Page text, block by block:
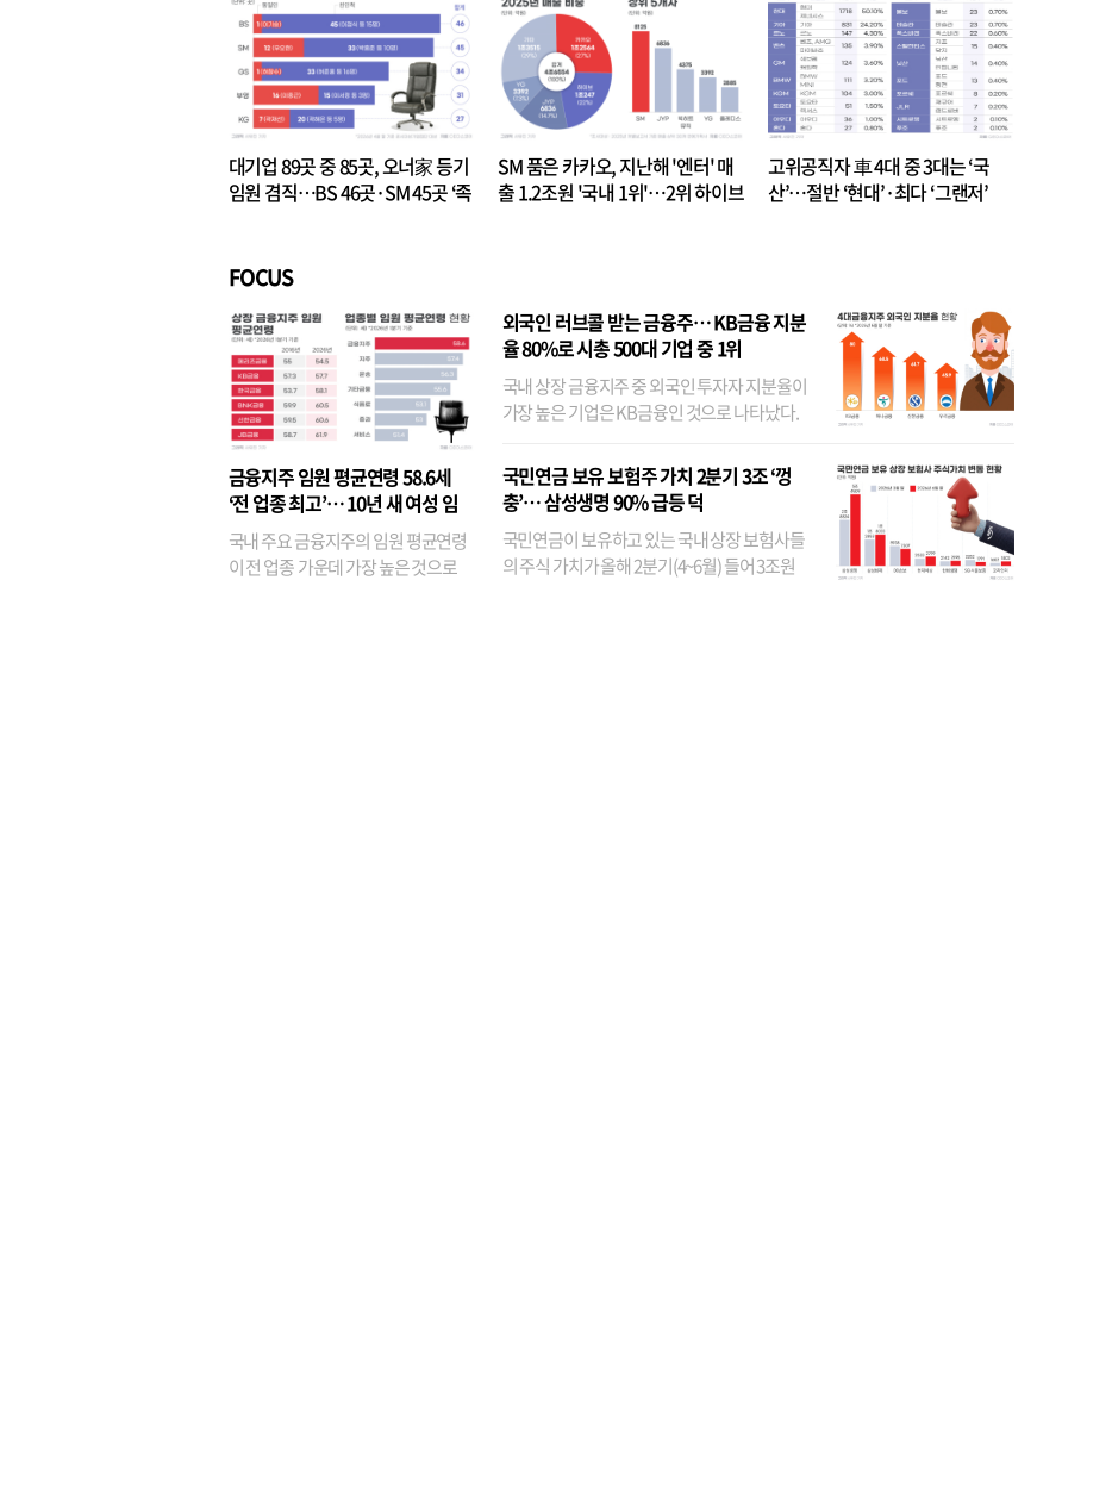
대기업 89곳 중 85곳, 오너家 등기
임원 겸직…BS 46곳·SM 45곳 ‘족
SM 품은 카카오, 지난해 '엔터' 매
출 1.2조원 '국내 1위'…2위 하이브
고위공직자 車 4대 중 3대는 ‘국
산’…절반 ‘현대’·최다 ‘그랜저’
FOCUS
금융지주 임원 평균연령 58.6세
‘전 업종 최고’… 10년 새 여성 임
원은 14배 껑충
국내 주요 금융지주의 임원 평균연령
이 전 업종 가운데 가장 높은 것으로
외국인 러브콜 받는 금융주… KB금융 지분
율 80%로 시총 500대 기업 중 1위
국내 상장 금융지주 중 외국인 투자자 지분율이
가장 높은 기업은 KB금융인 것으로 나타났다.
융이었다. 특히 KB금융은 지난달 말 기준 해외
기관투자자 지분율이...
국민연금 보유 보험주 가치 2분기 3조 ‘껑
충’… 삼성생명 90% 급등 덕
국민연금이 보유하고 있는 국내 상장 보험사들
의 주식 가치가 올해 2분기(4~6월) 들어 3조원